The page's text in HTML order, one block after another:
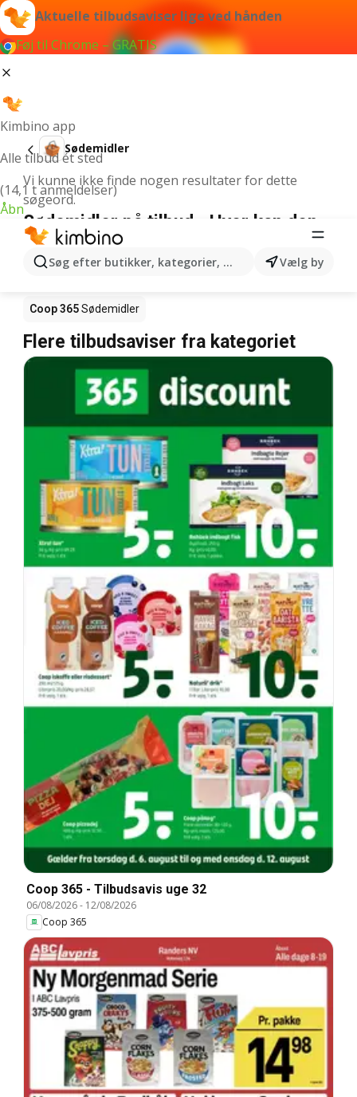
Aktuelle tilbudsaviser lige ved hånden
Føj til Chrome – GRATIS
Kimbino app
Alle tilbud ét sted
(14,1 t anmeldelser)
Åbn
Søg efter butikker, kategorier, produkter...Vælg by
Sødemidler
Vi kunne ikke finde nogen resultater for dette
søgeord.
Sødemidler på tilbud - Hvor kan den
købes?
Coop 365Sødemidler
Flere tilbudsaviser fra kategoriet
Coop 365 - Tilbudsavis uge 32
06/08/2026- 12/08/2026
Coop 365